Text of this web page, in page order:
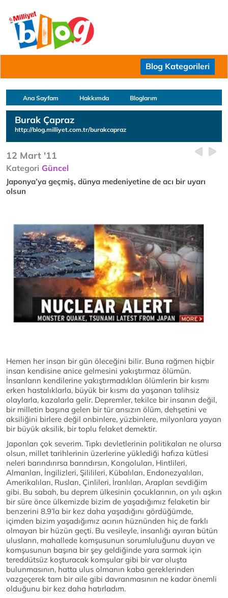
Blog Kategorileri
Ana Sayfam Hakkımda Bloglarım
Burak Çapraz
http://blog.milliyet.com.tr/burakcapraz
12 Mart '11
Kategori Güncel
Japonya’ya geçmiş, dünya medeniyetine de acı bir uyarı
olsun
Hemen her insan bir gün öleceğini bilir. Buna rağmen hiçbir
insan kendisine anice gelmesini yakıştırmaz ölümün.
İnsanların kendilerine yakıştırmadıkları ölümlerin bir kısmı
erken hastalıklarla, büyük bir kısmı da yaşanan talihsiz
olaylarla, kazalarla gelir. Depremler, tekilce bir insanın değil,
bir milletin başına gelen bir tür ansızın ölüm, dehşetini ve
aksiliğini birlere değil onbinlere, yüzbinlere, milyonlara yayan
bir büyük aksilik, bir toplu felaket demektir.
Japonları çok severim. Tıpkı devletlerinin politikaları ne olursa
olsun, millet tarihlerinin üzerlerine yüklediği hafıza kütlesi
neleri barındırırsa barındırsın, Kongoluları, Hintlileri,
Almanları, İngilizleri, Şililileri, Kübalıları, Endonezyalıları,
Amerikalıları, Rusları, Çinlileri, İranlıları, Arapları sevdiğim
gibi. Bu sabah, bu deprem ülkesinin çocuklarının, on yılı aşkın
bir süre önce ülkemizde bizim de yaşadığımız felaketin bir
benzerini 8.9’la bir kez daha yaşadığını gördüğümde,
içimden bizim yaşadığımız acının hüznünden hiç de farklı
olmayan bir hüzün geçti. Bu vesileyle, insanlığı ayıran bütün
ulusların, mahallede komşusunun sorumluluğunu duyan ve
komşusunun başına bir şey geldiğinde yara sarmak için
tereddütsüz koşturacak komşular gibi bir var oluşta
bulunmasının, hatta ulus olmanın kaba gereklerinden
vazgeçerek tam bir aile gibi davranmasının ne kadar önemli
olduğunu bir kez daha hatırladım.